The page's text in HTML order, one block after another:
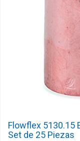
Flowflex 5130.15
Set de 25 Piezas